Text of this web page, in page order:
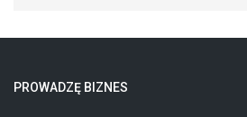
PROWADZĘ BIZNES